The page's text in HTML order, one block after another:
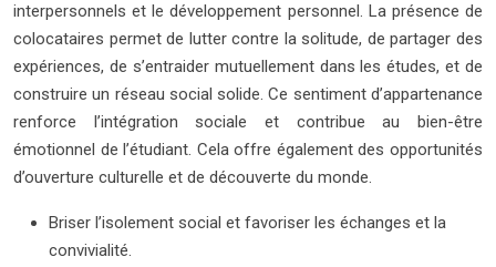
interpersonnels et le développement personnel. La présence de
colocataires permet de lutter contre la solitude, de partager des
expériences, de s’entraider mutuellement dans les études, et de
construire un réseau social solide. Ce sentiment d’appartenance
renforce l’intégration sociale et contribue au bien-être
émotionnel de l’étudiant. Cela offre également des opportunités
d’ouverture culturelle et de découverte du monde.
Briser l’isolement social et favoriser les échanges et la
convivialité.